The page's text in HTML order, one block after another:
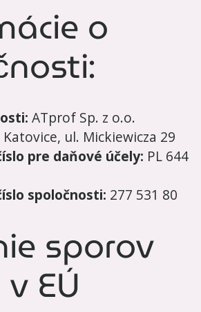
o
ATprof Sp. z o.o.
Katovice, ul. Mickiewicza 29
pre daňové účely: PL 644
spoločnosti: 277 531 80
sporov
EÚ